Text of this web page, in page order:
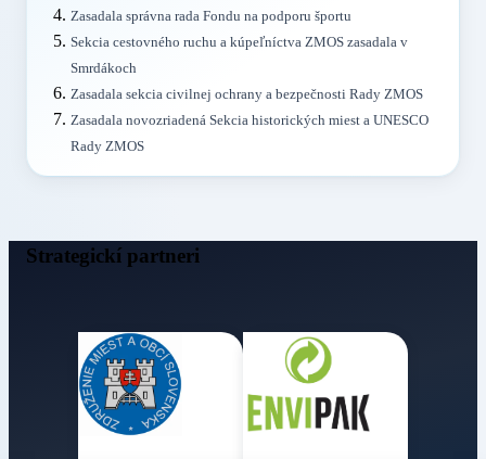
Zasadala správna rada Fondu na podporu športu
Sekcia cestovného ruchu a kúpeľníctva ZMOS zasadala v
Smrdákoch
Zasadala sekcia civilnej ochrany a bezpečnosti Rady ZMOS
Zasadala novozriadená Sekcia historických miest a UNESCO
Rady ZMOS
Strategickí partneri